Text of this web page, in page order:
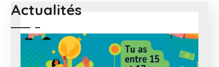
Actualités